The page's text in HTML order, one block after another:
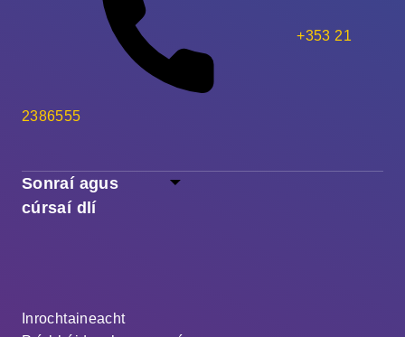
Sonraí agus
cúrsaí dlí
Inrochtaineacht
+353 21
2386555